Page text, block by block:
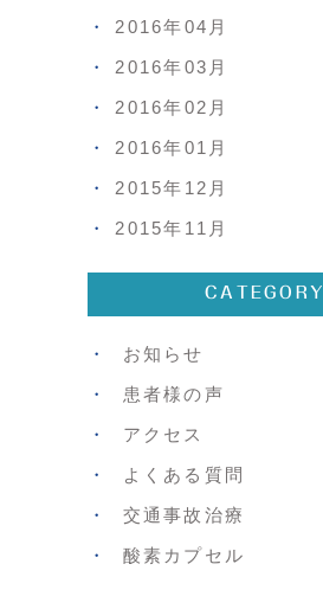
2016年04月
2016年03月
2016年02月
2016年01月
2015年12月
2015年11月
CATEGORY
お知らせ
患者様の声
アクセス
よくある質問
交通事故治療
酸素カプセル